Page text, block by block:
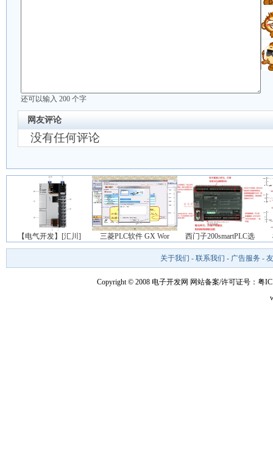
还可以输入 200 个字
网友评论
没有任何评论
【电气开发】[汇川] 三菱PLC软件 GX Wor 西门子200smartPLC选
关于我们 - 联系我们 - 广告服务 -
Copyright © 2008 电子开发网 网站备案/许可证号：粤